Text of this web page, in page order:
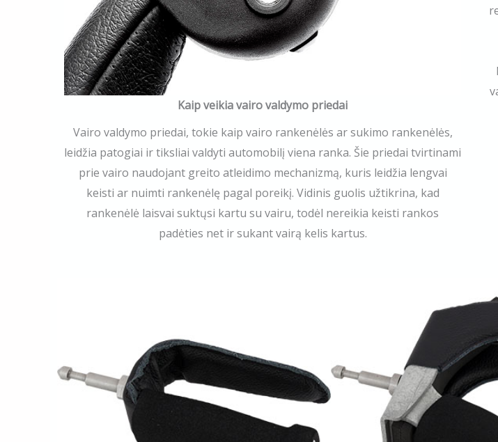
Kaip veikia vairo valdymo priedai
Vairo valdymo priedai, tokie kaip vairo rankenėlės ar sukimo rankenėlės,
leidžia patogiai ir tiksliai valdyti automobilį viena ranka. Šie priedai tvirtinami
prie vairo naudojant greito atleidimo mechanizmą, kuris leidžia lengvai
keisti ar nuimti rankenėlę pagal poreikį. Vidinis guolis užtikrina, kad
rankenėlė laisvai suktųsi kartu su vairu, todėl nereikia keisti rankos
padėties net ir sukant vairą kelis kartus.​